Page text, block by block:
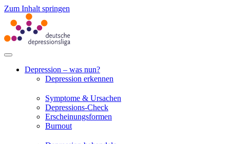
Zum Inhalt springen
Depression – was nun?
Depression erkennen
Symptome & Ursachen
Depressions-Check
Erscheinungsformen
Burnout